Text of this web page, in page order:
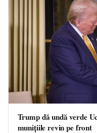
Trump dă undă verde
munițiile revin pe front